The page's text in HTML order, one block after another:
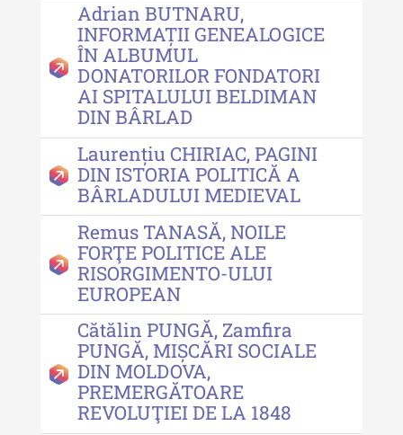
Alte publicatii, cataloage, volume de
autor
Indexul Complet
Informații Utile
Despre Editură
Contact
Indexul Publicațiilor
Adrian BUTNARU,
INFORMAȚII GENEALOGICE
ÎN ALBUMUL
DONATORILOR FONDATORI
AI SPITALULUI BELDIMAN
DIN BÂRLAD
Laurențiu CHIRIAC, PAGINI
DIN ISTORIA POLITICĂ A
BÂRLADULUI MEDIEVAL
Remus TANASĂ, NOILE
FORŢE POLITICE ALE
RISORGIMENTO-ULUI
EUROPEAN
Cătălin PUNGĂ, Zamfira
PUNGĂ, MIȘCĂRI SOCIALE
DIN MOLDOVA,
PREMERGĂTOARE
REVOLUŢIEI DE LA 1848